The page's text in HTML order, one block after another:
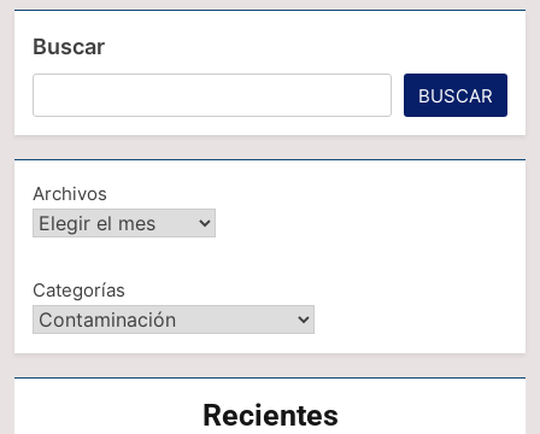
Buscar
BUSCAR
Archivos
Categorías
Recientes